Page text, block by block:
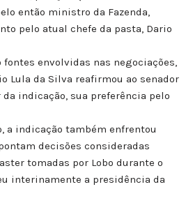
então ministro da Fazenda,
pelo atual chefe da pasta, Dario
envolvidas nas negociações,
Lula da Silva reafirmou ao senador
indicação, sua preferência pelo
a indicação também enfrentou
decisões consideradas
tomadas por Lobo durante o
interinamente a presidência da